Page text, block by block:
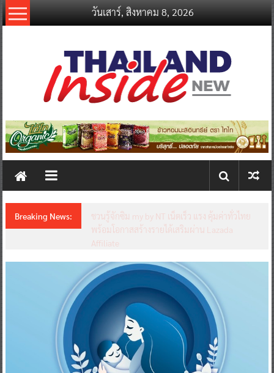
Skip
to
วันเสาร์, สิงหาคม 8, 2026
thailandinsidenew.com
Thailand
New
Breaking News:
ชวนรู้จักซิม my by NT เน็ตเร็ว แรง คุ้มค่าทั่วไทย
พร้อมโอกาสสร้างรายได้เสริมผ่าน Lazada
Affiliate